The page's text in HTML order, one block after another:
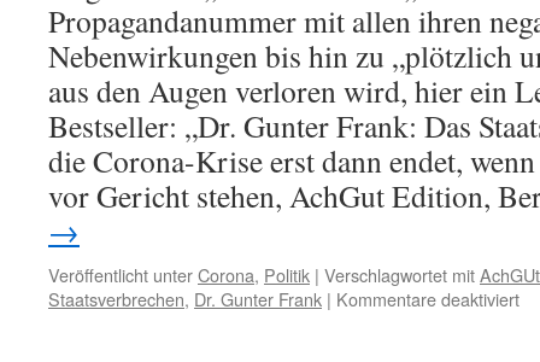
Propagandanummer mit allen ihren
Nebenwirkungen bis hin zu „plötzlich
aus den Augen verloren wird, hier ein
Bestseller: „Dr. Gunter Frank: Das
die Corona-Krise erst dann endet,
vor Gericht stehen, AchGut Edition,
→
Veröffentlicht unterCorona, Politik | Verschlagwortet mitAchGUt
Staatsverbrechen, Dr. Gunter Frank | Kommentare deaktiviertfür